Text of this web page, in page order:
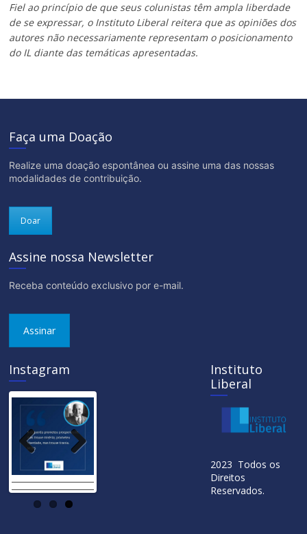
Fiel ao princípio de que seus colunistas têm ampla liberdade
de se expressar, o Instituto Liberal reitera que as opiniões dos
autores não necessariamente representam o posicionamento
do IL diante das temáticas apresentadas.
Faça uma Doação
Realize uma doação espontânea ou assine uma das nossas
modalidades de contribuição.
Doar
Assine nossa Newsletter
Receba conteúdo exclusivo por e-mail.
Assinar
Instagram
ous
Instituto
Liberal
2023 Todos os
Direitos
Reservados.